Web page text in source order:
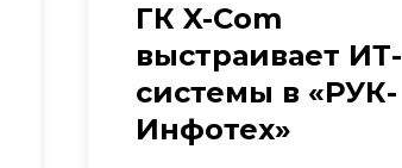
ГК X-Com
выстраивает ИТ-
системы в «РУК-
Инфотех»